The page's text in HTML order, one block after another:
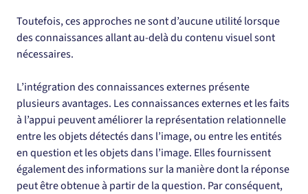
Toutefois, ces approches ne sont d’aucune utilité lorsque
des connaissances allant au-delà du contenu visuel sont
nécessaires.
L’intégration des connaissances externes présente
plusieurs avantages. Les connaissances externes et les faits
à l’appui peuvent améliorer la représentation relationnelle
entre les objets détectés dans l’image, ou entre les entités
en question et les objets dans l’image. Elles fournissent
également des informations sur la manière dont la réponse
peut être obtenue à partir de la question. Par conséquent,